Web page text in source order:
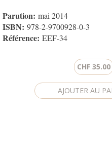
Parution: mai 2014
ISBN: 978-2-9700928-0-3
Référence: EEF-34
CHF 35.00